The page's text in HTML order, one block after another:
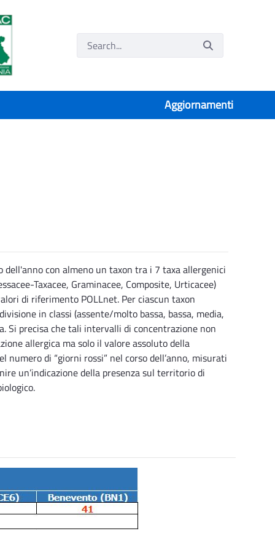
Aggiornamenti
con almeno un taxon tra i 7 taxa allergenici
Taxacee, Graminacee, Composite, Urticacee)
di riferimento POLLnet. Per ciascun taxon
in classi (assente/molto bassa, bassa, media,
Si precisa che tali intervalli di concentrazione non
allergica ma solo il valore assoluto della
di “giorni rossi” nel corso dell’anno, misurati
un’indicazione della presenza sul territorio di